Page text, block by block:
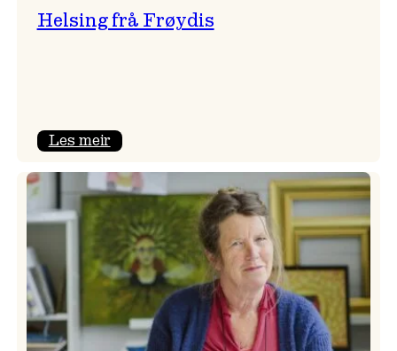
Helsing frå Frøydis
Les meir:
frå
Frøydis